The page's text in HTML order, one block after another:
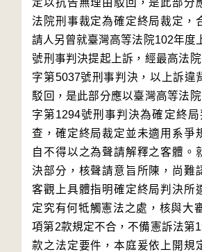
定以抗告無理由駁回，是此部分
法院刑事裁定為確定終局裁定，
請人另曾就臺灣高等法院102年度
號刑事判決提起上訴，經最高法
字第5037號刑事判決，以上訴違
駁回，是此部分應以臺灣高等法
字第1294號刑事判決為確定終
查，確定終局裁定並未適用系爭
自不得以之為聲請解釋之客體。
決部分，核聲請意旨所陳，尚難
客觀上具體指明確定終局判決所
定究有何牴觸憲法之處，核與大
項第2款規定不合，不備憲訴法第
款之法定要件，本庭爰依上開規